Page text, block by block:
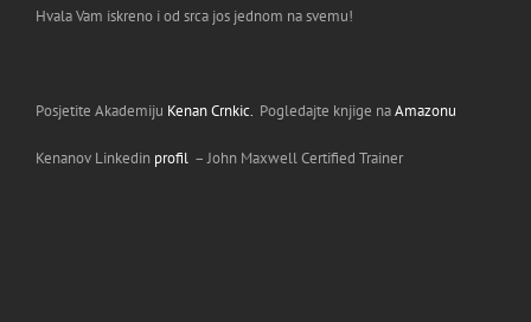
Hvala Vam iskreno i od srca jos jednom na svemu!
Posjetite Akademiju Kenan Crnkic. Pogledajte knjige naAmazonu
Kenanov Linkedin profil – John Maxwell Certified Trainer